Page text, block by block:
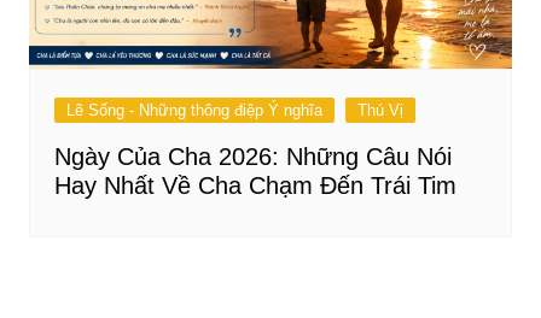
Lẽ Sống - Những thông điệp Ý nghĩa Thú Vị
Ngày Của Cha 2026: Những Câu Nói
Hay Nhất Về Cha Chạm Đến Trái Tim